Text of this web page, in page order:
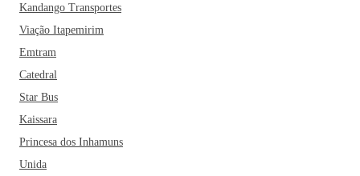
Kandango Transportes
Viação Itapemirim
Emtram
Catedral
Star Bus
Kaissara
Princesa dos Inhamuns
Unida